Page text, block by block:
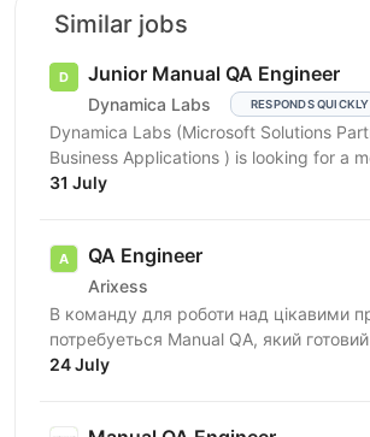
Similar jobs
Junior Manual QA Engineer
Dynamica Labs RESPONDS QUICKLY
Dynamica Labs (Microsoft Solutions
Business Applications ) is looking for a
Engineer to
31 July
QA Engineer
Arixess
В команду для роботи над цікавими
потребуеться Manual QA, який
безперервного розвитку та навчанню
24 July